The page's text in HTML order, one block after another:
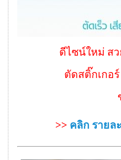
ดีไซน์ใหม่ สว
ตัดสติ๊กเกอ
>> คลิก รายล